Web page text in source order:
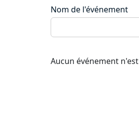
Nom de l'événement
Aucun événement